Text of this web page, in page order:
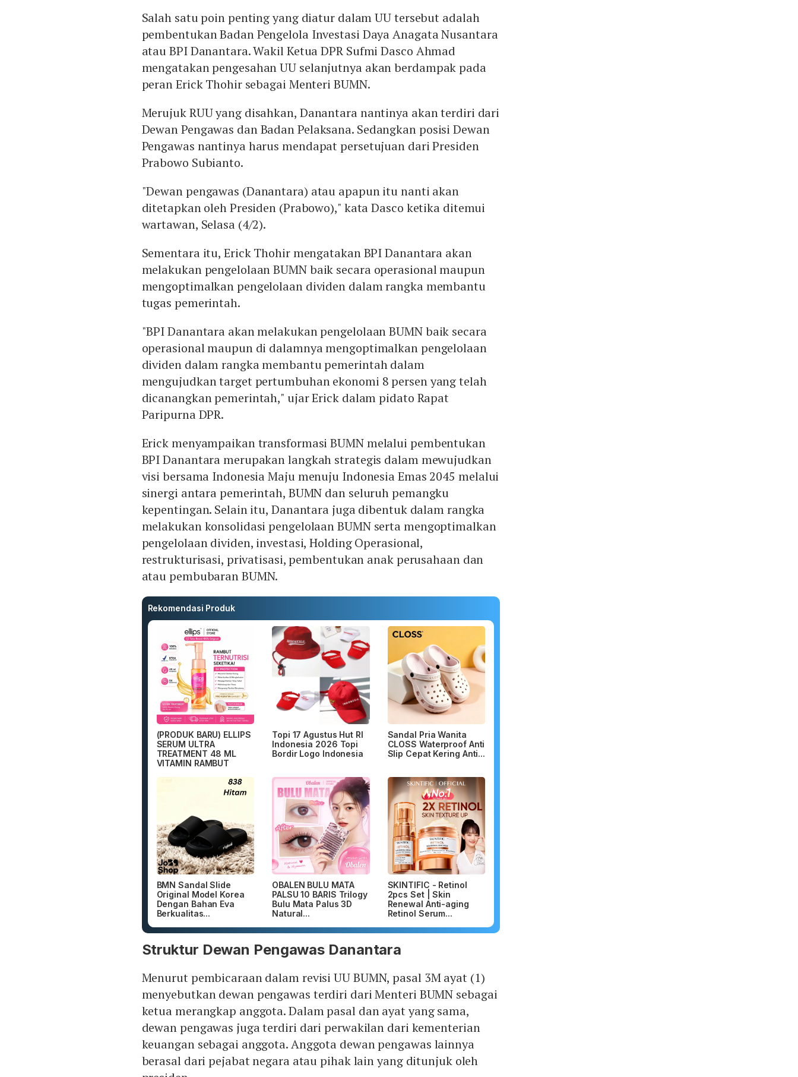
Salah satu poin penting yang diatur dalam UU tersebut adalah
pembentukan Badan Pengelola Investasi Daya Anagata Nusantara
atau BPI Danantara. Wakil Ketua DPR Sufmi Dasco Ahmad
mengatakan pengesahan UU selanjutnya akan berdampak pada
peran Erick Thohir sebagai Menteri BUMN.
Merujuk RUU yang disahkan, Danantara nantinya akan terdiri dari
Dewan Pengawas dan Badan Pelaksana. Sedangkan posisi Dewan
Pengawas nantinya harus mendapat persetujuan dari Presiden
Prabowo Subianto.
"Dewan pengawas (Danantara) atau apapun itu nanti akan
ditetapkan oleh Presiden (Prabowo)," kata Dasco ketika ditemui
wartawan, Selasa (4/2).
Sementara itu, Erick Thohir mengatakan BPI Danantara akan
melakukan pengelolaan BUMN baik secara operasional maupun
mengoptimalkan pengelolaan dividen dalam rangka membantu
tugas pemerintah.
"BPI Danantara akan melakukan pengelolaan BUMN baik secara
operasional maupun di dalamnya mengoptimalkan pengelolaan
dividen dalam rangka membantu pemerintah dalam
mengujudkan target pertumbuhan ekonomi 8 persen yang telah
dicanangkan pemerintah," ujar Erick dalam pidato Rapat
Paripurna DPR.
Erick menyampaikan transformasi BUMN melalui pembentukan
BPI Danantara merupakan langkah strategis dalam mewujudkan
visi bersama Indonesia Maju menuju Indonesia Emas 2045 melalui
sinergi antara pemerintah, BUMN dan seluruh pemangku
kepentingan. Selain itu, Danantara juga dibentuk dalam rangka
melakukan konsolidasi pengelolaan BUMN serta mengoptimalkan
pengelolaan dividen, investasi, Holding Operasional,
restrukturisasi, privatisasi, pembentukan anak perusahaan dan
atau pembubaran BUMN.
Rekomendasi Produk
(PRODUK BARU) ELLIPS
SERUM ULTRA
TREATMENT 48 ML
VITAMIN RAMBUT
Topi 17 Agustus Hut RI
Indonesia 2026 Topi
Bordir Logo Indonesia
Sandal Pria Wanita
CLOSS Waterproof Anti
Slip Cepat Kering Anti...
BMN Sandal Slide
Original Model Korea
Dengan Bahan Eva
Berkualitas...
OBALEN BULU MATA
PALSU 10 BARIS Trilogy
Bulu Mata Palus 3D
Natural...
SKINTIFIC - Retinol
2pcs Set | Skin
Renewal Anti-aging
Retinol Serum...
Struktur Dewan Pengawas Danantara
Menurut pembicaraan dalam revisi UU BUMN, pasal 3M ayat (1)
menyebutkan dewan pengawas terdiri dari Menteri BUMN sebagai
ketua merangkap anggota. Dalam pasal dan ayat yang sama,
dewan pengawas juga terdiri dari perwakilan dari kementerian
keuangan sebagai anggota. Anggota dewan pengawas lainnya
berasal dari pejabat negara atau pihak lain yang ditunjuk oleh